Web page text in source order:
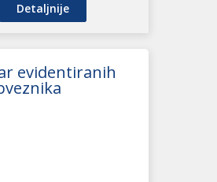
Detaljnije
evidentiranih